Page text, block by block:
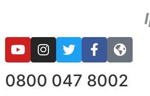
0800 047 8002